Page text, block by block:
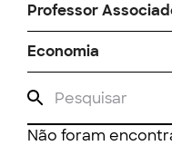
Professor
Economia
Não foram